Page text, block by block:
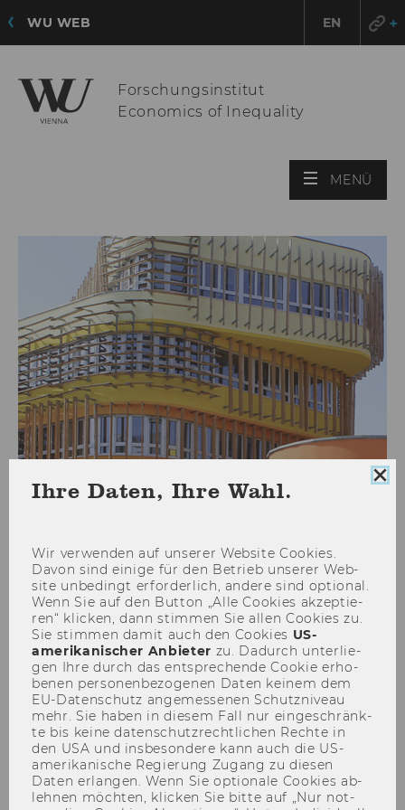
WU WEB EN
Forschungsinstitut
Economics of Inequality
MENÜ
& Intergenerational Mobility
Ihre Daten, Ihre Wahl.
Wir ver­wen­den auf un­se­rer Web­site Coo­kies.
Davon sind ei­ni­ge für den Be­trieb un­se­rer Web­
site un­be­dingt er­for­der­lich, an­de­re sind op­tio­nal.
Wenn Sie auf den But­ton „Alle Coo­kies ak­zep­tie­
ren“ kli­cken, dann stim­men Sie allen Coo­kies zu.
Sie stim­men damit auch den Coo­kies US-​
amerikanischer An­bie­ter zu. Da­durch un­ter­lie­
gen Ihre durch das ent­spre­chen­de Coo­kie er­ho­
be­nen per­so­nen­be­zo­ge­nen Daten kei­nem dem
EU-​Datenschutz an­ge­mes­se­nen Schutz­ni­veau
mehr. Sie haben in die­sem Fall nur ein­ge­schränk­
te bis keine da­ten­schutz­recht­li­chen Rech­te in
den USA und ins­be­son­de­re kann auch die US-​
amerikanische Re­gie­rung Zu­gang zu die­sen
Daten er­lan­gen. Wenn Sie op­tio­na­le Coo­kies ab­
leh­nen möch­ten, kli­cken Sie bitte auf „Nur not­